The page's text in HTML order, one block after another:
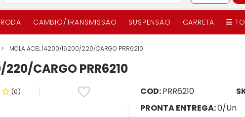
CAMBIO/TRANSMISSÃO SUSPENSÃO CARRETA
MOLA ACEL 14200/16200/220/CARGO PRR6210
CARGO PRR6210
(0) COD:PRR6210
PRONTA ENTREGA:0/Un